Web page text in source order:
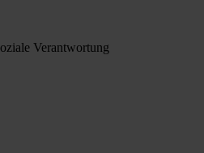
Verantwortung